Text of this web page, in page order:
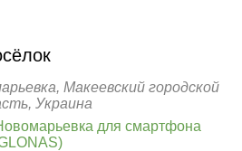
Макеевский городской
Украина
для смартфона